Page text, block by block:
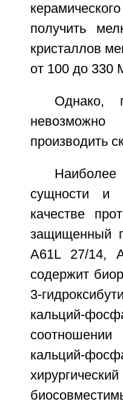
получить
кристаллов
от 100 до 330
Однако,
производить
Наиболее
сущности и
качестве
защищенный
A61L 27/14,
содержит
3-
кальций-
кальций-